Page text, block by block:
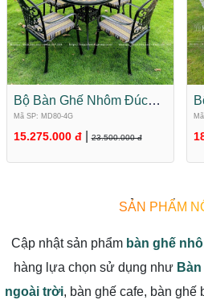
Bộ Bàn Ghế Nhôm Đúc
Mặt Đá Tròn 4 Ghế MD80-
4G
Mã SP: MD80-4G
15.275.000 đ 23.500.000 đ
SẢN PHẨM
Cập nhật sản phẩm bàn ghế
hàng lựa chọn sử dụng như
ngoài trời, bàn ghế cafe, bàn ghế